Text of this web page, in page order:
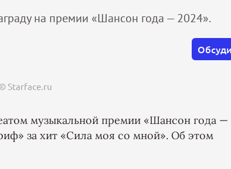
на премии «Шансон года — 2024».
© Starface.ru
музыкальной премии «Шансон года —
за хит «Сила моя со мной». Об этом